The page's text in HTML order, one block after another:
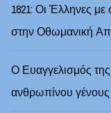
1821: Οι Έλληνες με
στην Οθωμανική
Ο Ευαγγελισμός
ανθρωπίνου γένους